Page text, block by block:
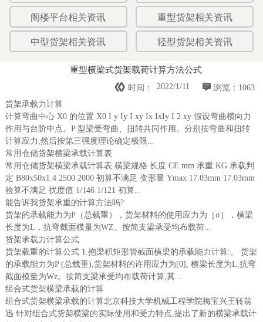
阁楼平台相关资讯 重型货架相关资讯
中型货架相关资讯 轻型货架相关资讯
重型横梁式货架载荷计算方法公式
 浏览：1063
 时间：
2022/1/11
货架承载力计算
计算弯曲中心 X0 的位置 X0 I y Iy I xy Ix IxIy I 2 xy 假设弯曲横向力
作用与台阶中点。P 型梁受弯曲、扭转共同作用。分别按弯曲和扭转
计算应力,然后按第三强度理论确定极限...
常用仓储货架横梁承载计算表
常用仓储货架横梁承载计算表 横梁规格 长度 CE mm 承重 KG 承载判
定 B80x50x1.4 2500 2000 初算不满足 变形量 Ymax 17.03mm 17.03mm
验算不满足 扰度值 1/146 1/121 初算...
能告诉我货架承重的计算方法吗?
货架的承载能力为P（总载重），货架材料的使用应力为［σ］，横梁
长度为L，抗弯截面模量为WZ。按简支梁承受均布载荷...
货架承载力计算公式
货架载重的计算公式 1.抱梁积矩形管截面横梁的承载能力计算:。 货架
的承载能力为P (总载重),货架材料的许用应力为[0], 横粱长度为L,抗弯
截面模量为Wz。按简支梁承受均布载荷计算,其...
组合式货架横梁承载的计算
组合式货架横梁承载的计算北京科技大学机械工程学院梅宝兴王转翁
迅 针对组合式货架横梁的实际使用和受力特点,提出了新的横梁承载计